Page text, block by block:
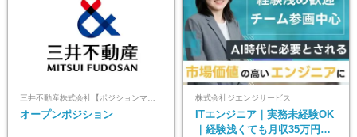
オープンポジション
株式会社ジエンジサービス
ITエンジニア｜実務未経験OK
｜経験浅くても月収35万円～